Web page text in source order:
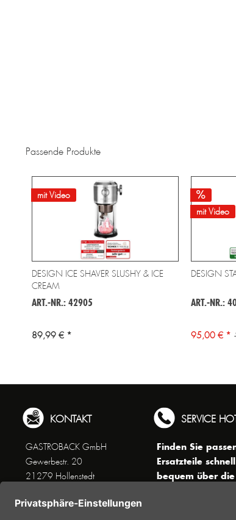
Passende Produkte
mit Video
DESIGN ICE SHAVER SLUSHY & ICE
CREAM
ART.-NR.: 42905
89,99 € *
mit Video
DESIGN
ART.-NR.:
95,00 € *
KONTAKT
GASTROBACK GmbH
Gewerbestr. 20
21279 Hollenstedt
SERVICE
Finden Sie
Ersatzteile
bequem über die